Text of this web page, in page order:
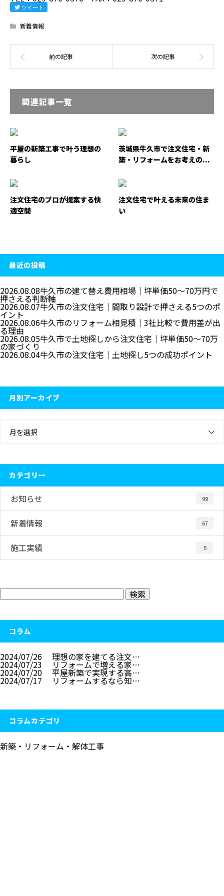
ツイート
新着情報
関連記事一覧
平屋の新築工事で叶う理想の
暮らし
茨城県牛久市で注文住宅・新
築・リフォームをお考えの...
注文住宅のプロが提案する快
適空間
注文住宅で叶える未来の住ま
い
最近の投稿
2026.08.08牛久市の建て替え費用相場｜坪単価50〜70万円で
押さえる判断軸
2026.08.07牛久市の注文住宅｜間取り設計で押さえる5つのポ
イント
2026.08.06牛久市のリフォーム相見積｜3社比較で費用差が出
る理由
2026.08.05牛久市で土地探しから注文住宅｜坪単価50〜70万
の家づくり
2026.08.04牛久市の注文住宅｜土地探し5つの成功ポイント
月別アーカイブ
月を選択
カテゴリー
お知らせ 99
新着情報 67
施工実績 5
コラム
2024/07/26 理想の家を建てる注文…
2024/07/23 リフォームで増える家…
2024/07/20 平屋新築で実現する高…
2024/07/17 リフォームするなら知…
コラムカテゴリ
新築・リフォーム・解体工事